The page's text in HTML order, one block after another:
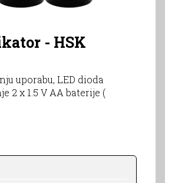
- HSK
uporabu, LED dioda
2 x 1.5 V AA baterije (